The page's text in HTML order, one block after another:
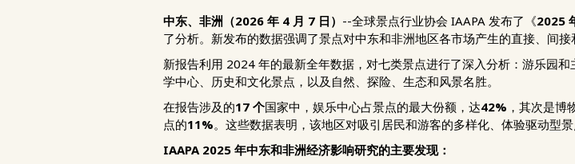
中东、非洲（2026 年 4 月 7 日） --全球景点行业协会 IAAPA 发布了《2025
了分析。新发布的数据强调了景点对中东和非洲地区各市场产生的直接、间接
新报告利用 2024 年的最新全年数据，对七类景点进行了深入分析：游乐园
学中心、历史和文化景点，以及自然、探险、生态和风景名胜。
在报告涉及的17 个国家中，娱乐中心占景点的最大份额，达42% ，其次是博
点的11%。这些数据表明，该地区对吸引居民和游客的多样化、体验驱动型景
IAAPA 2025 年中东和非洲经济影响研究的主要发现：